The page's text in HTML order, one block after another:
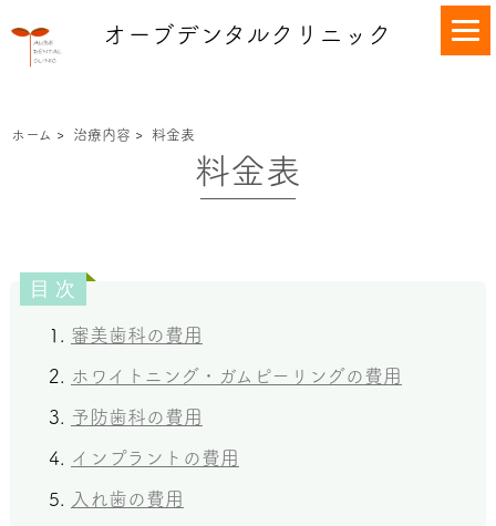
オーブデンタルクリニック
ホーム > 治療内容 > 料金表
料金表
審美歯科の費用
ホワイトニング・ガムピーリングの費用
予防歯科の費用
インプラントの費用
入れ歯の費用